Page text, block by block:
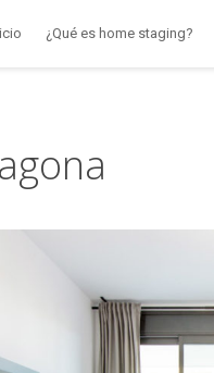
¿Qué es home staging?